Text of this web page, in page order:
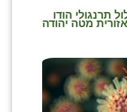
תרנגולי הודו
מטה יהודה